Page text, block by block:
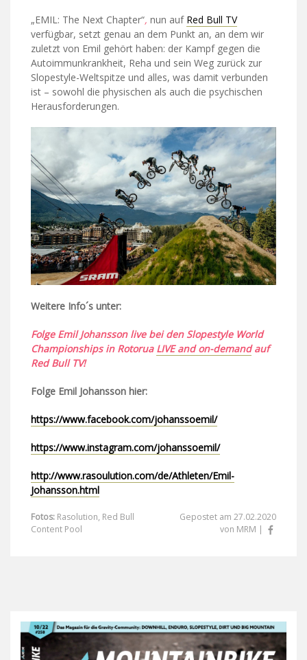
„EMIL: The Next Chapter“, nun auf Red Bull TV
verfügbar, setzt genau an dem Punkt an, an dem wir
zuletzt von Emil gehört haben: der Kampf gegen die
Autoimmunkrankheit, Reha und sein Weg zurück zur
Slopestyle-Weltspitze und alles, was damit verbunden
ist – sowohl die physischen als auch die psychischen
Herausforderungen.
Weitere Info´s unter:
Folge Emil Johansson live bei den Slopestyle World
Championships in Rotorua LIVE and on-demandauf
Red Bull TV!
Folge Emil Johansson hier:
https://www.facebook.com/johanssoemil/
https://www.instagram.com/johanssoemil/
http://www.rasoulution.com/de/Athleten/Emil-
Johansson.html
Fotos: Rasolution, Red Bull
Content Pool
Gepostet am 27.02.2020
von MRM |